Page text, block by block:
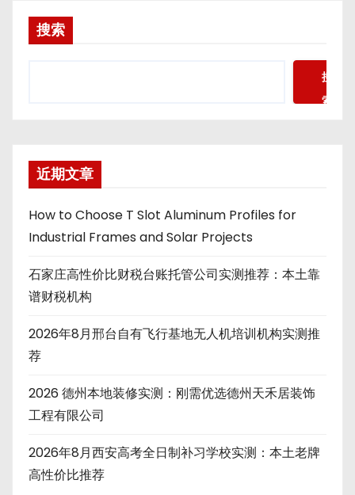
搜索
搜
索
近期文章
How to Choose T Slot Aluminum Profiles for
Industrial Frames and Solar Projects
石家庄高性价比财税台账托管公司实测推荐：本土靠
谱财税机构
2026年8月邢台自有飞行基地无人机培训机构实测推
荐
2026 德州本地装修实测：刚需优选德州天禾居装饰
工程有限公司
2026年8月西安高考全日制补习学校实测：本土老牌
高性价比推荐